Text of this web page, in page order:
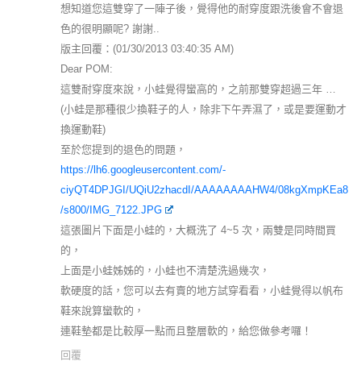
想知道您這雙穿了一陣子後，覺得他的耐穿度跟洗後會不會退
色的很明顯呢? 謝謝..
版主回覆：(01/30/2013 03:40:35 AM)
Dear POM:
這雙耐穿度來說，小蛙覺得蠻高的，之前那雙穿超過三年 …
(小蛙是那種很少換鞋子的人，除非下午弄濕了，或是要運動才
換運動鞋)
至於您提到的退色的問題，
https://lh6.googleusercontent.com/-
ciyQT4DPJGI/UQiU2zhacdI/AAAAAAAAHW4/08kgXmpKEa8
/s800/IMG_7122.JPG
這張圖片下面是小蛙的，大概洗了 4~5 次，兩雙是同時間買
的，
上面是小蛙姊姊的，小蛙也不清楚洗過幾次，
軟硬度的話，您可以去有賣的地方試穿看看，小蛙覺得以帆布
鞋來說算蠻軟的，
連鞋墊都是比較厚一點而且整層軟的，給您做參考囉！
回覆